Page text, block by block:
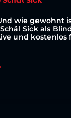
wie gewohnt
Sick als
und kostenlos